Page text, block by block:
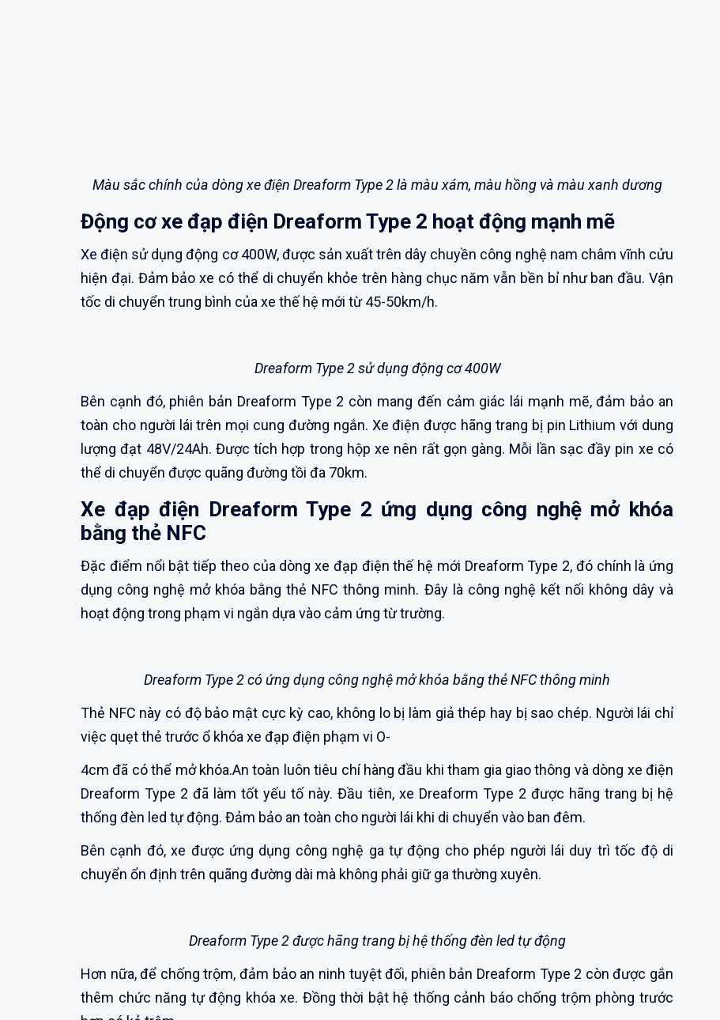
Màu sắc chính của dòng xe điện Dreaform Type 2 là màu xám, màu hồng và màu xanh dương
Động cơ xe đạp điện Dreaform Type 2 hoạt động mạnh mẽ
Xe điện sử dụng động cơ 400W, được sản xuất trên dây chuyền công nghệ nam châm vĩnh cửu
hiện đại. Đảm bảo xe có thể di chuyển khỏe trên hàng chục năm vẫn bền bỉ như ban đầu. Vận
tốc di chuyển trung bình của xe thế hệ mới từ 45-50km/h.
Dreaform Type 2 sử dụng động cơ 400W
Bên cạnh đó, phiên bản Dreaform Type 2 còn mang đến cảm giác lái mạnh mẽ, đảm bảo an
toàn cho người lái trên mọi cung đường ngắn. Xe điện được hãng trang bị pin Lithium với dung
lượng đạt 48V/24Ah. Được tích hợp trong hộp xe nên rất gọn gàng. Mỗi lần sạc đầy pin xe có
thể di chuyển được quãng đường tồi đa 70km.
Xe đạp điện Dreaform Type 2 ứng dụng công nghệ mở khóa
bằng thẻ NFC
Đặc điểm nổi bật tiếp theo của dòng xe đạp điện thế hệ mới Dreaform Type 2, đó chính là ứng
dụng công nghệ mở khóa bằng thẻ NFC thông minh. Đây là công nghệ kết nối không dây và
hoạt động trong phạm vi ngắn dựa vào cảm ứng từ trường.
Dreaform Type 2 có ứng dụng công nghệ mở khóa bằng thẻ NFC thông minh
Thẻ NFC này có độ bảo mật cực kỳ cao, không lo bị làm giả thép hay bị sao chép. Người lái chỉ
việc quẹt thẻ trước ổ khóa xe đạp điện phạm vi O-
4cm đã có thể mở khóa.An toàn luôn tiêu chí hàng đầu khi tham gia giao thông và dòng xe điện
Dreaform Type 2 đã làm tốt yếu tố này. Đầu tiên, xe Dreaform Type 2 được hãng trang bị hệ
thống đèn led tự động. Đảm bảo an toàn cho người lái khi di chuyển vào ban đêm.
Bên cạnh đó, xe được ứng dụng công nghệ ga tự động cho phép người lái duy trì tốc độ di
chuyển ổn định trên quãng đường dài mà không phải giữ ga thường xuyên.
Dreaform Type 2 được hãng trang bị hệ thống đèn led tự động
Hơn nữa, để chống trộm, đảm bảo an ninh tuyệt đối, phiên bản Dreaform Type 2 còn được gắn
thêm chức năng tự động khóa xe. Đồng thời bật hệ thống cảnh báo chống trộm phòng trước